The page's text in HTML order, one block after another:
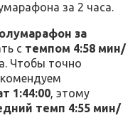
за 2 часа.
за
с темпом 4:58 мин/
Чтобы точно
1:44:00, этому
темп 4:55 мин/